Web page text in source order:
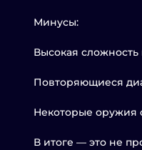
Минусы:
Высокая сложность
Повторяющиеся
Некоторые оружия
В итоге — это не